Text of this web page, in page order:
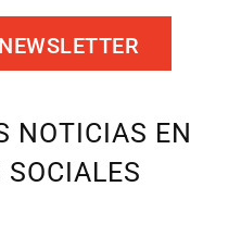
NOTICIAS EN
SOCIALES